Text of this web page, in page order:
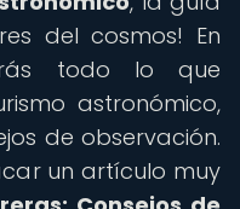
del cosmos! En
todo lo que
astronómico,
de observación.
un artículo muy